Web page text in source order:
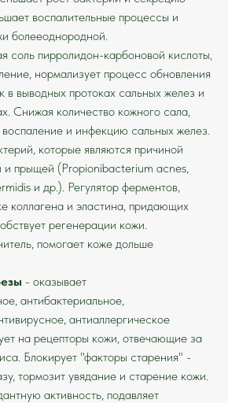
воспалительные процессы и
болееоднородной.
соль пирролидон-карбоновой кислоты,
нормализует процесс обновления
в выводных протоках сальных желез и
Снижая количество кожного сала,
и инфекцию сальных желез.
которые являются причиной
и прыщей (Propionibacterium acnes,
и др.). Регулятор ферментов,
коллагена и эластина, придающих
регенерации кожи.
помогает коже дольше
- оказывает
антибактериальное,
антиаллергическое
на рецепторы кожи, отвечающие за
Блокирует "факторы старения" -
тормозит увядание и старение кожи.
активность, подавляет